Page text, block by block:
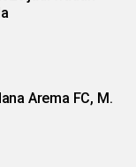
Arema FC, M.